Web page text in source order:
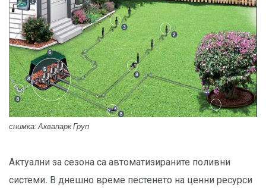
снимка: Аквапарк Груп
Актуални за сезона са автоматизираните поливни
системи. В днешно време пестенето на ценни ресурси